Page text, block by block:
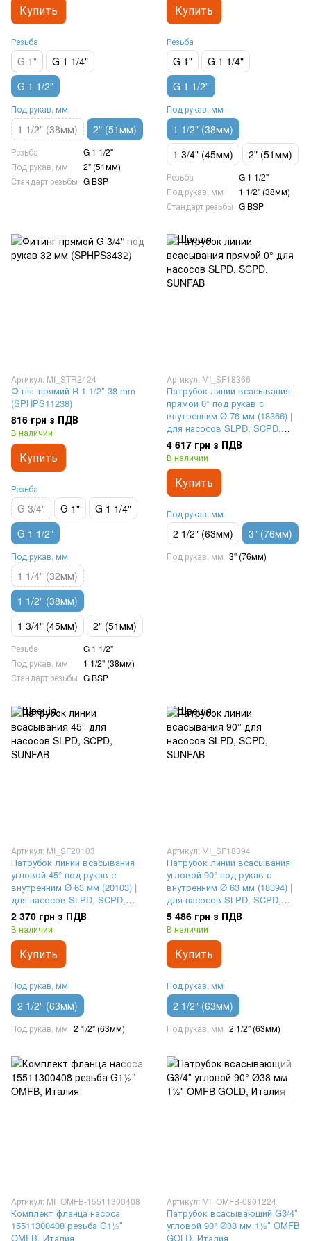
Купить
Резьба
G 1"
G 1 1/4"
G 1 1/2"
Под рукав, мм
1 1/2" (38мм) 2" (51мм)
Резьба
G 1 1/2"
Под рукав, мм
2" (51мм)
Стандарт резьбы G BSP
Купить
Резьба
G 1"
G 1 1/4"
G 1 1/2"
Под рукав, мм
1 1/2" (38мм)
1 3/4" (45мм)
2" (51мм)
Резьба
G 1 1/2"
Под рукав, мм
1 1/2" (38мм)
Стандарт резьбы G BSP
Артикул: MI_STR2424
Фітінг прямий R 1 1/2″ 38 mm
(SPHPS11238)
816 грн з ПДВ
В наличии
Купить
Резьба
G 3/4" G 1"
G 1 1/4"
G 1 1/2"
Под рукав, мм
1 1/4" (32мм)
1 1/2" (38мм)
1 3/4" (45мм)
2" (51мм)
Резьба
G 1 1/2"
Под рукав, мм
1 1/2" (38мм)
Стандарт резьбы G BSP
Артикул: MI_SF18366
Патрубок линии всасывания
прямой 0° под рукав с
внутренним Ø 76 мм (18366) |
для насосов SLPD, SCPD,
SUNFAB
4 617 грн з ПДВ
В наличии
Купить
Под рукав, мм
2 1/2" (63мм) 3" (76мм)
Под рукав, мм 3" (76мм)
Артикул: MI_SF20103
Патрубок линии всасывания
угловой 45° под рукав с
внутренним Ø 63 мм (20103) |
для насосов SLPD, SCPD,
SUNFAB
2 370 грн з ПДВ
В наличии
Купить
Под рукав, мм
2 1/2" (63мм)
Под рукав, мм 2 1/2" (63мм)
Артикул: MI_SF18394
Патрубок линии всасывания
угловой 90° под рукав с
внутренним Ø 63 мм (18394) |
для насосов SLPD, SCPD,
SUNFAB
5 486 грн з ПДВ
В наличии
Купить
Под рукав, мм
2 1/2" (63мм)
Под рукав, мм 2 1/2" (63мм)
Артикул: MI_OMFB-15511300408
Комплект фланца насоса
15511300408 резьба G1½″
OMFB, Италия
Артикул: MI_OMFB-0901224
Патрубок всасывающий G3/4″
угловой 90° Ø38 мм 1½″ OMFB
GOLD, Италия